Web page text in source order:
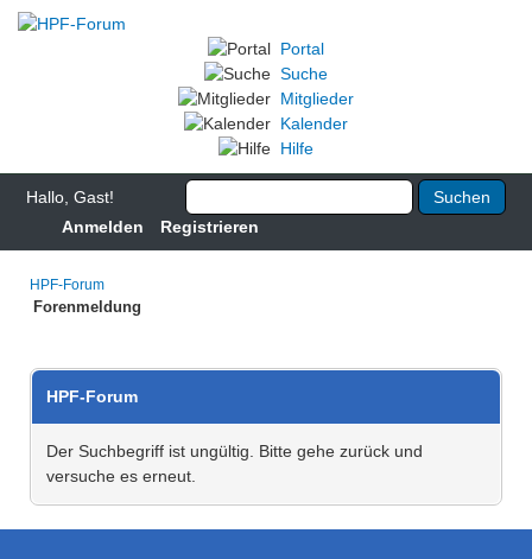
Portal
Suche
Mitglieder
Kalender
Hilfe
Hallo, Gast!
Anmelden
Registrieren
HPF-Forum
Forenmeldung
HPF-Forum
Der Suchbegriff ist ungültig. Bitte gehe zurück und
versuche es erneut.